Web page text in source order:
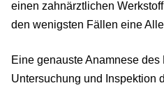
einen zahnärztlichen
den wenigsten Fällen eine
Eine genauste Anamnese
Untersuchung und Inspektion